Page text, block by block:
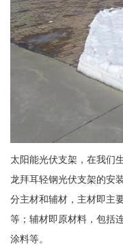
太阳能光伏支架，在我们
龙拜耳轻钢光伏支架的安
分主材和辅材，主材即主
等；辅材即原材料，包括
涂料等。